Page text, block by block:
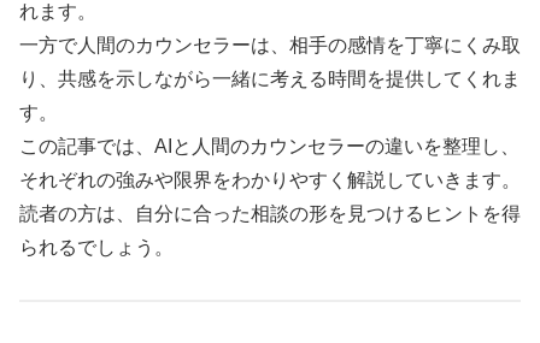
れます。
一方で人間のカウンセラーは、相手の感情を丁寧にくみ取
り、共感を示しながら一緒に考える時間を提供してくれま
す。
この記事では、AIと人間のカウンセラーの違いを整理し、
それぞれの強みや限界をわかりやすく解説していきます。
読者の方は、自分に合った相談の形を見つけるヒントを得
られるでしょう。